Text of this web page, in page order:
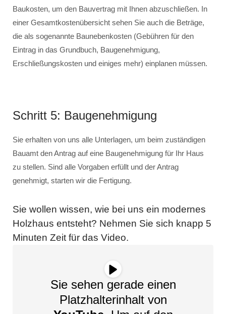
Baukosten, um den Bauvertrag mit Ihnen abzuschließen. In
einer Gesamtkostenübersicht sehen Sie auch die Beträge,
die als sogenannte Baunebenkosten (Gebühren für den
Eintrag in das Grundbuch, Baugenehmigung,
Erschließungskosten und einiges mehr) einplanen müssen.
Schritt 5: Baugenehmigung
Sie erhalten von uns alle Unterlagen, um beim zuständigen
Bauamt den Antrag auf eine Baugenehmigung für Ihr Haus
zu stellen. Sind alle Vorgaben erfüllt und der Antrag
genehmigt, starten wir die Fertigung.
Sie wollen wissen, wie bei uns ein modernes
Holzhaus entsteht? Nehmen Sie sich knapp 5
Minuten Zeit für das Video.
Sie sehen gerade einen
Platzhalterinhalt von